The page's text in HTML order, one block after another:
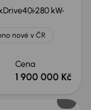
280 kW
nové v ČR
Cena
1 900 000 Kč